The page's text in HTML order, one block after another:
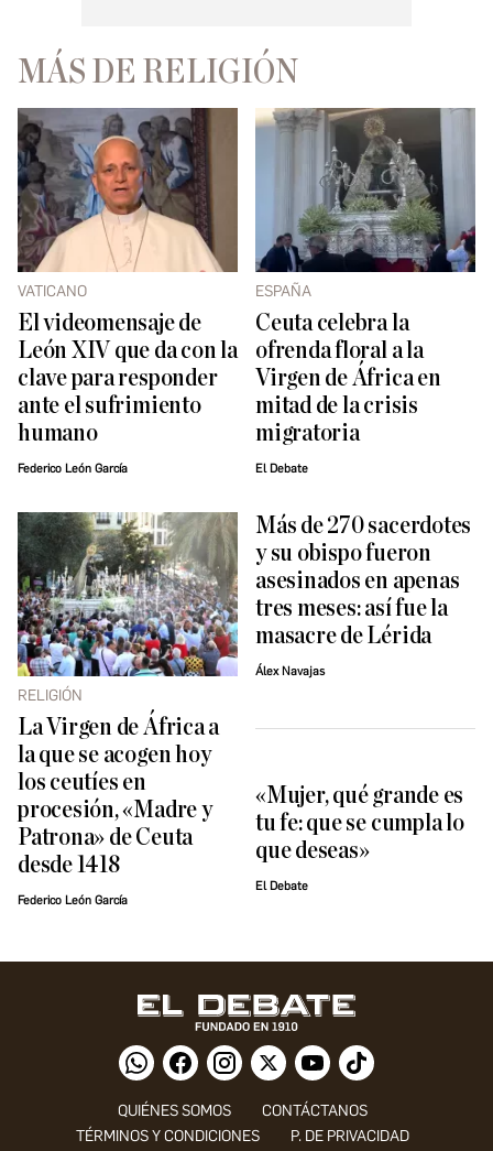
MÁS DE RELIGIÓN
VATICANO
El videomensaje de
León XIV que da con la
clave para responder
ante el sufrimiento
humano
Federico León García
ESPAÑA
Ceuta celebra la
ofrenda floral a la
Virgen de África en
mitad de la crisis
migratoria
El Debate
RELIGIÓN
La Virgen de África a
la que se acogen hoy
los ceutíes en
procesión, «Madre y
Patrona» de Ceuta
desde 1418
Federico León García
Más de 270 sacerdotes
y su obispo fueron
asesinados en apenas
tres meses: así fue la
masacre de Lérida
Álex Navajas
«Mujer, qué grande es
tu fe: que se cumpla lo
que deseas»
El Debate
QUIÉNES SOMOS
CONTÁCTANOS
TÉRMINOS Y CONDICIONES
P. DE PRIVACIDAD